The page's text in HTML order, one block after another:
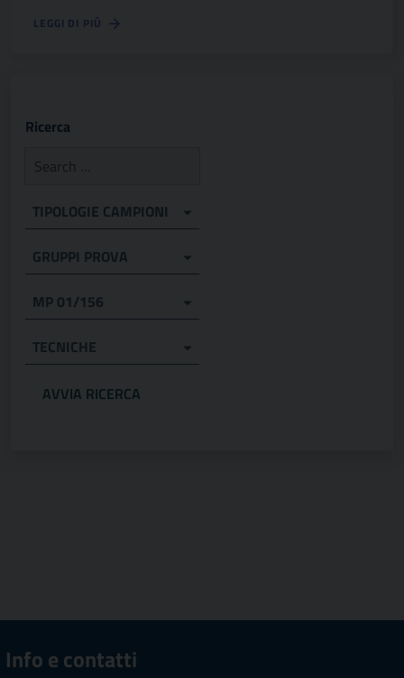
LEGGI DI PIÙ
Ricerca
TIPOLOGIE CAMPIONI
GRUPPI PROVA
MP 01/156
TECNICHE
Info e contatti